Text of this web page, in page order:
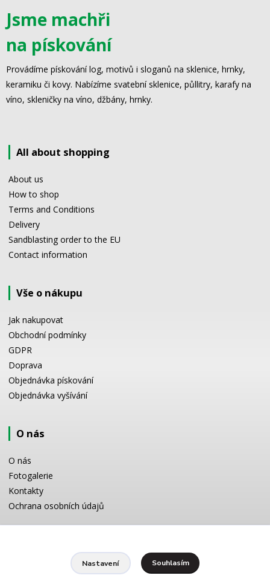
Jsme machři
na pískování
Provádíme pískování log, motivů i sloganů na sklenice, hrnky,
keramiku či kovy. Nabízíme svatební sklenice, půllitry, karafy na
víno, skleničky na víno, džbány, hrnky.
All about shopping
About us
How to shop
Terms and Conditions
Delivery
Sandblasting order to the EU
Contact information
Vše o nákupu
Jak nakupovat
Obchodní podmínky
GDPR
Doprava
Objednávka pískování
Objednávka vyšívání
O nás
O nás
Fotogalerie
Kontakty
Ochrana osobních údajů
Potřebujete poradit s výběrem? Neváhejte se zeptat:
Nastavení Souhlasím